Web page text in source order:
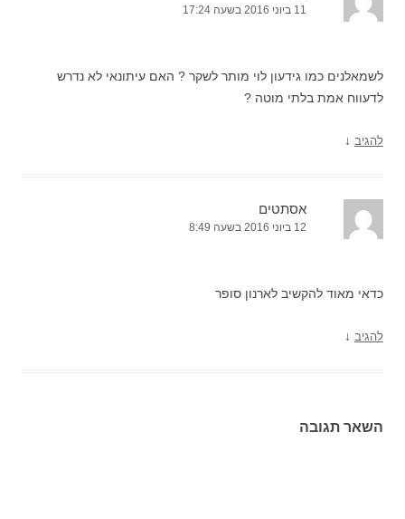
11 ביוני 2016 בשעה 17:24
לשמאלנים כמו גידעון לוי מותר לשקר ? האם עיתונאי לא נדרש
לדעווח אמת בלתי מוטה ?
להגיב ↓
אסתטים
12 ביוני 2016 בשעה 8:49
כדאי מאוד להקשיב לארנון סופר
להגיב ↓
השאר תגובה